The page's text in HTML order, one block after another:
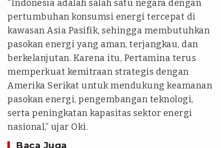
“Indonesia adalah salah satu negara dengan
pertumbuhan konsumsi energi tercepat di
kawasan Asia Pasifik, sehingga membutuhkan
pasokan energi yang aman, terjangkau, dan
berkelanjutan. Karena itu, Pertamina terus
memperkuat kemitraan strategis dengan
Amerika Serikat untuk mendukung keamanan
pasokan energi, pengembangan teknologi,
serta peningkatan kapasitas sektor energi
nasional,” ujar Oki.
Baca Juga